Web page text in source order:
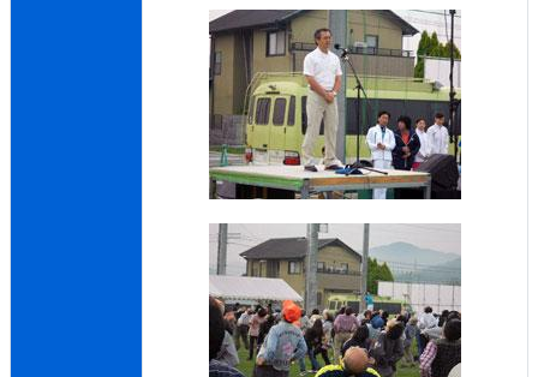
ラジオ体操ポータルサイト
かんぽジャンクション